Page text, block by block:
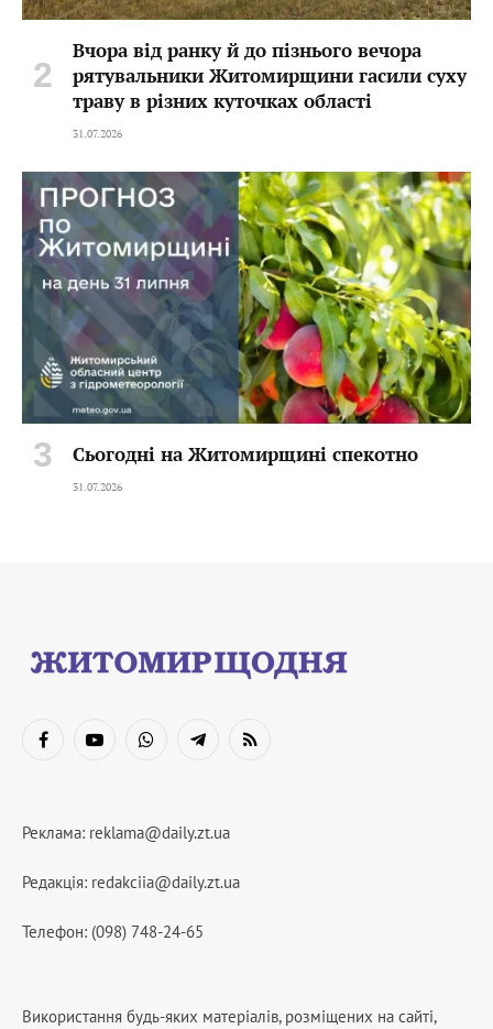
Вчора від ранку й до пізнього вечора
рятувальники Житомирщини гасили суху
траву в різних куточках області
31.07.2026
Сьогодні на Житомирщині спекотно
31.07.2026
FacebookYouTubeWhatsAppTelegramRSS
Реклама: reklama@daily.zt.ua
Редакція: redakciia@daily.zt.ua
Телефон: (098) 748-24-65
Використання будь-яких матеріалів, розміщених на сайті,